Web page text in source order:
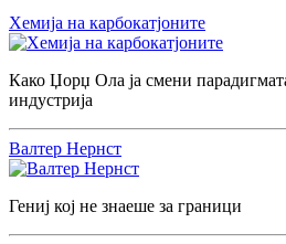
Хемија на карбокатјоните
Како Џорџ Ола ја смени
индустрија
Валтер Нернст
Гениј кој не знаеше за граници